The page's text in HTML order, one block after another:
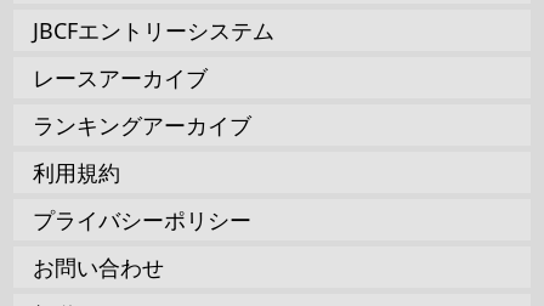
JBCFエントリーシステム
レースアーカイブ
ランキングアーカイブ
利用規約
プライバシーポリシー
お問い合わせ